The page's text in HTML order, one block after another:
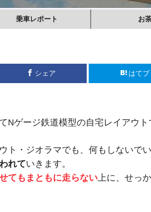
乗車レポート お
シェア はてブ
Nゲージ鉄道模型の自宅レイアウ
ト・ジオラマでも、何もしないで
れていきます。
てもまともに走らない上に、せっ